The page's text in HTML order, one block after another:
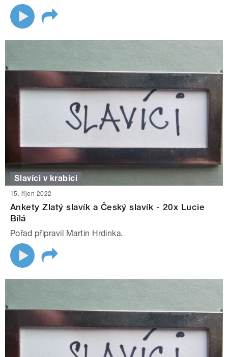
Slavíci v krabici
15. říjen 2022
Ankety Zlatý slavík a Český slavík - 20x Lucie
Bílá
Pořad připravil Martin Hrdinka.